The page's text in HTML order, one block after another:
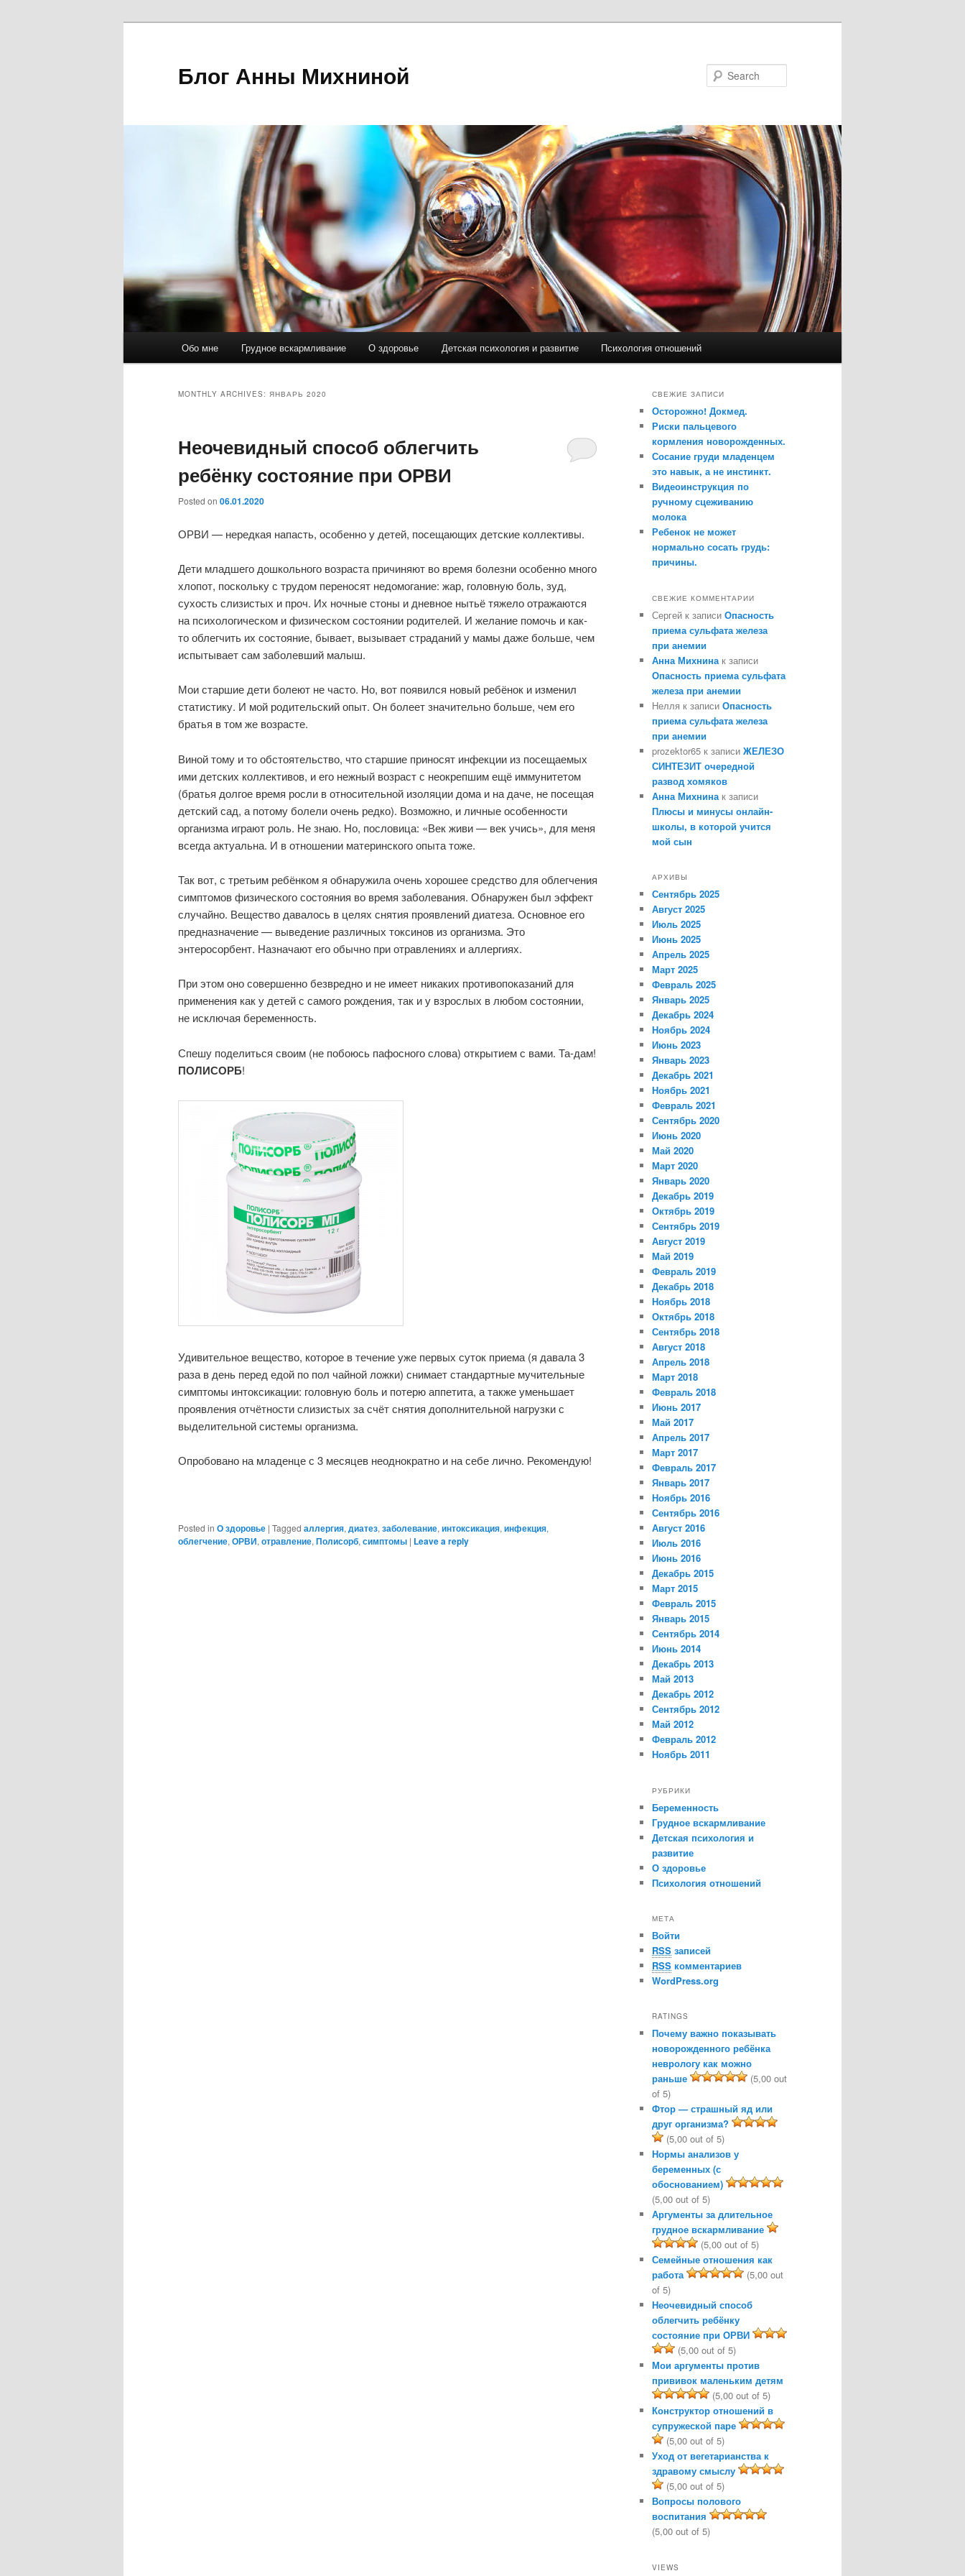
Блог Анны Михниной
Skip
content
Skip
content
Обо мне Грудное вскармливание О здоровье Детская психология и развитие Психология отношений
MONTHLY ARCHIVES: ЯНВАРЬ 2020
Неочевидный способ облегчить
ребёнку состояние при ОРВИ
Posted on 06.01.2020
ОРВИ — нередкая напасть, особенно у детей, посещающих детские коллективы.
Дети младшего дошкольного возраста причиняют во время болезни особенно много
хлопот, поскольку с трудом переносят недомогание: жар, головную боль, зуд,
сухость слизистых и проч. Их ночные стоны и дневное нытьё тяжело отражаются
на психологическом и физическом состоянии родителей. И желание помочь и как-
то облегчить их состояние, бывает, вызывает страданий у мамы даже больше, чем
испытывает сам заболевший малыш.
Мои старшие дети болеют не часто. Но, вот появился новый ребёнок и изменил
статистику. И мой родительский опыт. Он болеет значительно больше, чем его
братья в том же возрасте.
Виной тому и то обстоятельство, что старшие приносят инфекции из посещаемых
ими детских коллективов, и его нежный возраст с неокрепшим ещё иммунитетом
(братья долгое время росли в относительной изоляции дома и на даче, не посещая
детский сад, а потому болели очень редко). Возможно, и личные особенности
организма играют роль. Не знаю. Но, пословица: «Век живи — век учись», для меня
всегда актуальна. И в отношении материнского опыта тоже.
Так вот, с третьим ребёнком я обнаружила очень хорошее средство для облегчения
симптомов физического состояния во время заболевания. Обнаружен был эффект
случайно. Вещество давалось в целях снятия проявлений диатеза. Основное его
предназначение — выведение различных токсинов из организма. Это
энтеросорбент. Назначают его обычно при отравлениях и аллергиях.
При этом оно совершенно безвредно и не имеет никаких противопоказаний для
применения как у детей с самого рождения, так и у взрослых в любом состоянии,
не исключая беременность.
Спешу поделиться своим (не побоюсь пафосного слова) открытием с вами. Та-дам!
ПОЛИСОРБ!
Удивительное вещество, которое в течение уже первых суток приема (я давала 3
раза в день перед едой по пол чайной ложки) снимает стандартные мучительные
симптомы интоксикации: головную боль и потерю аппетита, а также уменьшает
проявления отчётности слизистых за счёт снятия дополнительной нагрузки с
выделительной системы организма.
Опробовано на младенце с 3 месяцев неоднократно и на себе лично. Рекомендую!
Posted in О здоровье | Tagged аллергия, диатез, заболевание, интоксикация, инфекция,
облегчение, ОРВИ, отравление, Полисорб, симптомы | Leave a reply
СВЕЖИЕ ЗАПИСИ
Осторожно! Докмед.
Риски пальцевого
кормления новорожденных.
Сосание груди младенцем
это навык, а не инстинкт.
Видеоинструкция по
ручному сцеживанию
молока
Ребенок не может
нормально сосать грудь:
причины.
СВЕЖИЕ КОММЕНТАРИИ
Сергей к записи Опасность
приема сульфата железа
при анемии
Анна Михнина к записи
Опасность приема сульфата
железа при анемии
Нелля к записи Опасность
приема сульфата железа
при анемии
prozektor65 к записи ЖЕЛЕЗО
СИНТЕЗИТ очередной
развод хомяков
Анна Михнина к записи
Плюсы и минусы онлайн-
школы, в которой учится
мой сын
АРХИВЫ
Сентябрь 2025
Август 2025
Июль 2025
Июнь 2025
Апрель 2025
Март 2025
Февраль 2025
Январь 2025
Декабрь 2024
Ноябрь 2024
Июнь 2023
Январь 2023
Декабрь 2021
Ноябрь 2021
Февраль 2021
Сентябрь 2020
Июнь 2020
Май 2020
Март 2020
Январь 2020
Декабрь 2019
Октябрь 2019
Сентябрь 2019
Август 2019
Май 2019
Февраль 2019
Декабрь 2018
Ноябрь 2018
Октябрь 2018
Сентябрь 2018
Август 2018
Апрель 2018
Март 2018
Февраль 2018
Июнь 2017
Май 2017
Апрель 2017
Март 2017
Февраль 2017
Январь 2017
Ноябрь 2016
Сентябрь 2016
Август 2016
Июль 2016
Июнь 2016
Декабрь 2015
Март 2015
Февраль 2015
Январь 2015
Сентябрь 2014
Июнь 2014
Декабрь 2013
Май 2013
Декабрь 2012
Сентябрь 2012
Май 2012
Февраль 2012
Ноябрь 2011
РУБРИКИ
Беременность
Грудное вскармливание
Детская психология и
развитие
О здоровье
Психология отношений
МЕТА
Войти
RSS записей
RSS комментариев
WordPress.org
RATINGS
Почему важно показывать
новорожденного ребёнка
неврологу как можно
раньше
(5,00 out
of 5)
Фтор — страшный яд или
друг организма?
(5,00 out of 5)
Нормы анализов у
беременных (с
обоснованием)
(5,00 out of 5)
Аргументы за длительное
грудное вскармливание
(5,00 out of 5)
Семейные отношения как
работа
(5,00 out
of 5)
Неочевидный способ
облегчить ребёнку
состояние при ОРВИ
(5,00 out of 5)
Мои аргументы против
прививок маленьким детям
(5,00 out of 5)
Конструктор отношений в
супружеской паре
(5,00 out of 5)
Уход от вегетарианства к
здравому смыслу
(5,00 out of 5)
Вопросы полового
воспитания
(5,00 out of 5)
VIEWS